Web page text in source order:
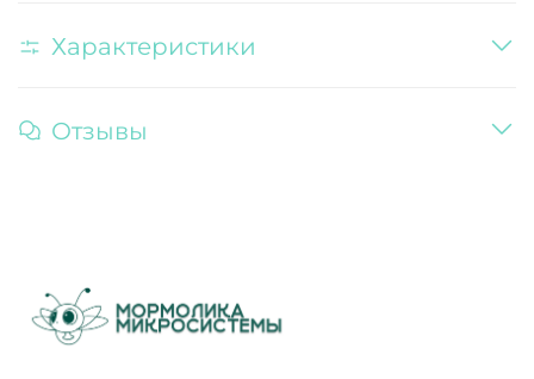
Характеристики
Отзывы